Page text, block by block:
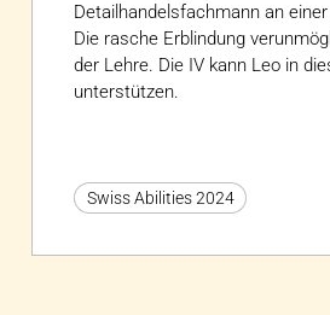
Detailhandelsfachmann an
Die rasche Erblindung
der Lehre. Die IV kann Leo in
unterstützen.
Swiss Abilities 2024